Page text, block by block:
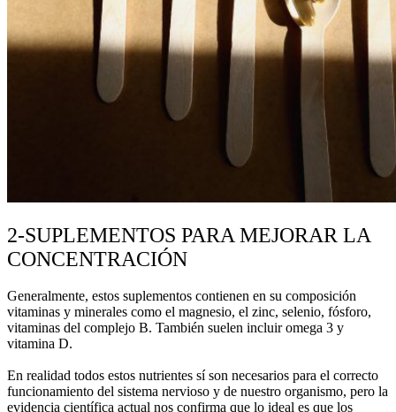
2-SUPLEMENTOS PARA MEJORAR LA
CONCENTRACIÓN
Generalmente, estos suplementos contienen en su composición
vitaminas y minerales como el magnesio, el zinc, selenio, fósforo,
vitaminas del complejo B. También suelen incluir omega 3 y
vitamina D.
En realidad todos estos nutrientes sí son necesarios para el correcto
funcionamiento del sistema nervioso y de nuestro organismo, pero la
evidencia científica actual nos confirma que lo ideal es que los